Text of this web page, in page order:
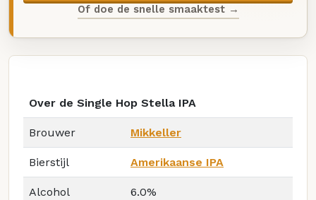
Of doe de snelle smaaktest →
Over de Single Hop Stella IPA
Brouwer Mikkeller
Bierstijl Amerikaanse IPA
Alcohol 6.0%